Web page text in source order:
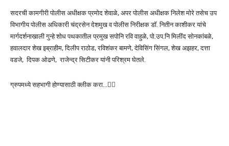
सदरची कामगीरी पोलीस अधीक्षक प्रमोद शेवाळे, अपर पोलीस अधीक्षक निलेश मोरे तसेच उप
विभागीय पोलीस अधिकारी चंद्रसेन देशमुख व पोलीस निरीक्षक डॉ. नितीन काशीकर यांचे
मार्गदर्शनाखाली गुन्हे शोध पथकातील प्रमुख सपोनि रवि वाहुळे, पो.उप.नि मिलींद सोनकांबळे,
हवालदार शेख इब्राहीम, दिलीप राठोड, रविशंकर बामणे, देविसिंग सिंगल, शेख अझहर, दत्ता
वडजे, दिपक ओढणे, राजेन्द्र सिटीकर यांनी परिश्रम घेतले.
ग्रुपमध्ये सहभागी होण्यासाठी क्लीक करा…👆🏻